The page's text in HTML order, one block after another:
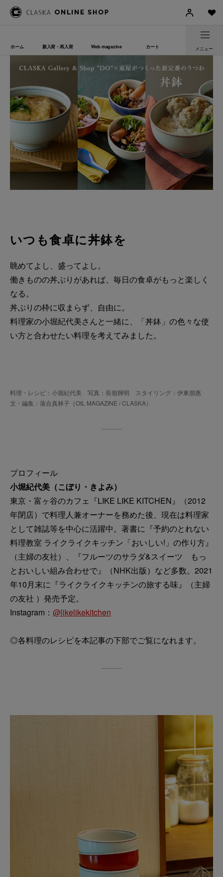
ホーム 新入荷・再入荷 Web magazine カート メニュー
いつも食卓に丼鉢を
眺めてよし、盛ってよし。
働きものの丼ぶりがあれば、毎日の食卓がもっと楽しく
なる。
丼ぶりの枠に収まらず、自由に。
料理家の小堀紀代美さんと一緒に、「丼鉢」の色々な使
い方と合わせたい料理を考えてみました。
料理・レシピ：小堀紀代美 写真：長嶺輝明 スタイリング：伊東朋惠
文・編集：落合真林子（OIL MAGAZINE / CLASKA）
プロフィール
小堀紀代美（こぼり・きよみ）
東京・富ヶ谷のカフェ『LIKE LIKE KITCHEN』（2012
年閉店）で料理人兼オーナーを務めた後、現在は料理家
として雑誌等を中心に活躍中。著書に『予約のとれない
料理教室 ライクライクキッチン「おいしい!」の作り方』
（主婦の友社）、『フルーツのサラダ&スイーツ もっ
とおいしい組み合わせで』（NHK出版）など多数。2021
年10月末に『ライクライクキッチンの旅する味』（主婦
の友社 ）発売予定。
Instagram： @likelikekitchen
◎各料理のレシピを本記事の下部でご覧になれます。